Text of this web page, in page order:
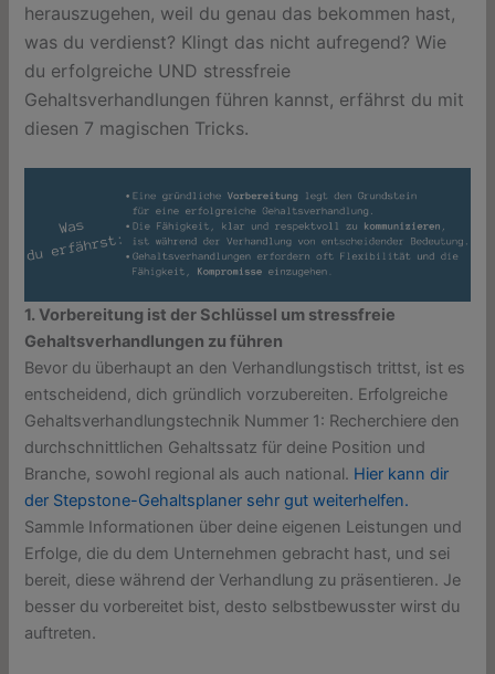
herauszugehen, weil du genau das bekommen hast,
was du verdienst? Klingt das nicht aufregend? Wie
du erfolgreiche UND stressfreie
Gehaltsverhandlungen führen kannst, erfährst du mit
diesen 7 magischen Tricks.
1. Vorbereitung ist der Schlüssel um stressfreie
Gehaltsverhandlungen zu führen
Bevor du überhaupt an den Verhandlungstisch trittst, ist es
entscheidend, dich gründlich vorzubereiten. Erfolgreiche
Gehaltsverhandlungstechnik Nummer 1: Recherchiere den
durchschnittlichen Gehaltssatz für deine Position und
Branche, sowohl regional als auch national. Hier kann dir
der Stepstone-Gehaltsplaner sehr gut weiterhelfen.
Sammle Informationen über deine eigenen Leistungen und
Erfolge, die du dem Unternehmen gebracht hast, und sei
bereit, diese während der Verhandlung zu präsentieren. Je
besser du vorbereitet bist, desto selbstbewusster wirst du
auftreten.